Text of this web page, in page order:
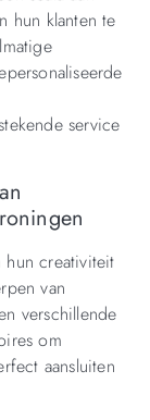
hun klanten te
service
hun creativiteit
van
verschillende
om
aansluiten